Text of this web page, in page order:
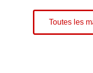
Toutes les